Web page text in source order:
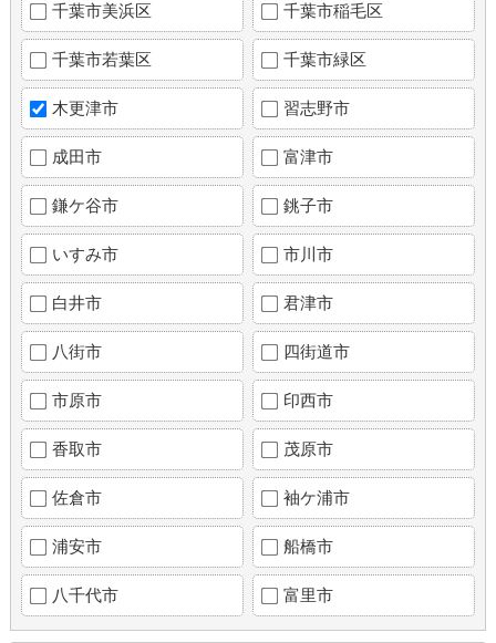
千葉市美浜区 千葉市稲毛区
千葉市若葉区 千葉市緑区
木更津市 習志野市
成田市 富津市
鎌ケ谷市 銚子市
いすみ市 市川市
白井市 君津市
八街市 四街道市
市原市 印西市
香取市 茂原市
佐倉市 袖ケ浦市
浦安市 船橋市
八千代市 富里市